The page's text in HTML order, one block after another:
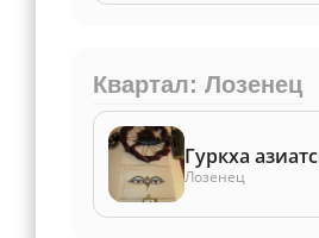
Квартал: Лозенец
Гуркха
Лозенец